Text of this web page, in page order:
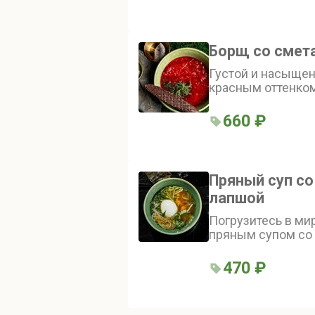
Борщ со
Густой и
красным
пряным
и зеленью
660 ₽
Пряный суп
лапшой
Погрузитесь в
пряным супом со
приготовленным
куриного
свежего
470 ₽